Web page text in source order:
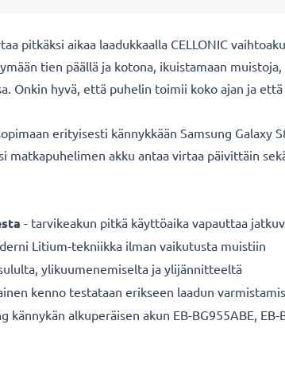
pitkäksi aikaa laadukkaalla CELLONIC
tien päällä ja kotona, ikuistamaan
Onkin hyvä, että puhelin toimii koko ajan ja
erityisesti kännykkään Samsung Galaxy
matkapuhelimen akku antaa virtaa päivittäin
- tarvikeakun pitkä käyttöaika vapauttaa
Litium-tekniikka ilman vaikutusta muistiin
ylikuumenemiselta ja ylijännitteeltä
kenno testataan erikseen laadun
kännykän alkuperäisen akun EB-BG955ABE,